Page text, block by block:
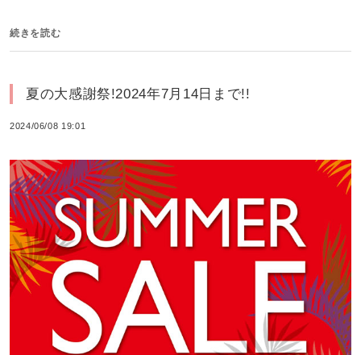
続きを読む
夏の大感謝祭!2024年7月14日まで!!
2024/06/08 19:01